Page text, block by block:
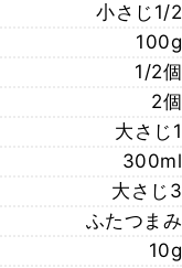
小さじ1/2
100g
1/2個
2個
大さじ1
300ml
大さじ3
ふたつまみ
10g